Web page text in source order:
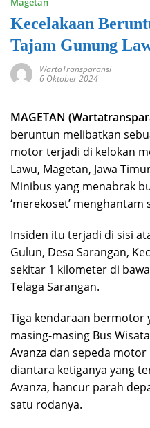
Kecelakaan
Tajam Gunung
WartaTransparansi
6 Oktober 2024
MAGETAN
beruntun melibatkan
motor terjadi di kelokan
Lawu, Magetan, Jawa
Minibus yang menabrak
‘merekoset’
Insiden itu terjadi di sisi
Gulun, Desa Sarangan,
sekitar 1 kilometer di
Telaga Sarangan.
Tiga kendaraan bermotor
masing-masing Bus
Avanza dan sepeda
diantara ketiganya yang
Avanza, hancur parah
satu rodanya.